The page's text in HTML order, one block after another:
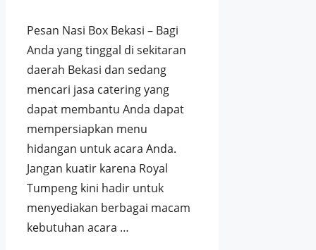
Pesan Nasi Box Bekasi – Bagi
Anda yang tinggal di sekitaran
daerah Bekasi dan sedang
mencari jasa catering yang
dapat membantu Anda dapat
mempersiapkan menu
hidangan untuk acara Anda.
Jangan kuatir karena Royal
Tumpeng kini hadir untuk
menyediakan berbagai macam
kebutuhan acara …